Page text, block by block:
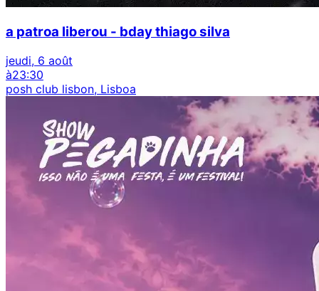
a patroa liberou - bday thiago silva
jeudi, 6 août
à23:30
posh club lisbon, Lisboa